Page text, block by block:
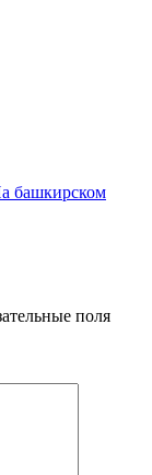
башкирском
поля